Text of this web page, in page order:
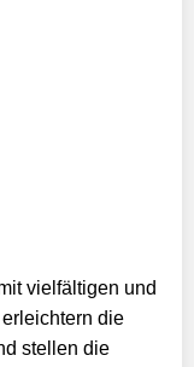
vielfältigen und
die
stellen die